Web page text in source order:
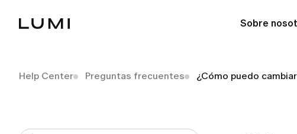
Sobre
Help Center Preguntas frecuentes ¿Cómo puedo